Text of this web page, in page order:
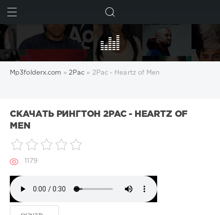
Mp3folderx.com » 2Pac » 2Pac - Heartz of Men
СКАЧАТЬ РИНГТОН 2PAC - HEARTZ OF
MEN
1179